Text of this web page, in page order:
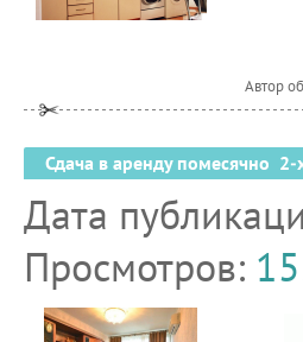
Автор
Сдача в аренду помесячно
Дата
Просмотров: